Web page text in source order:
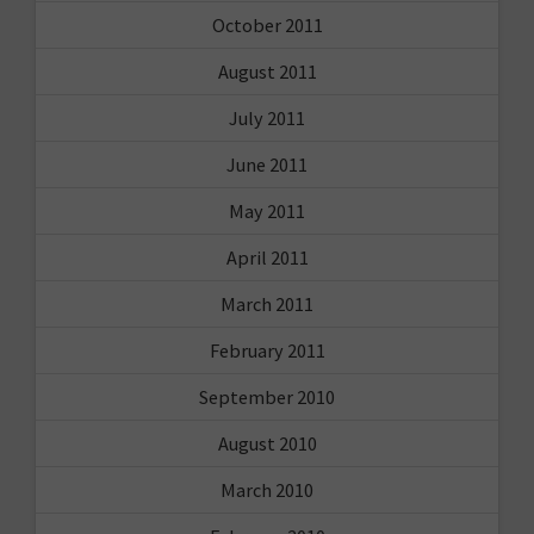
October 2011
August 2011
July 2011
June 2011
May 2011
April 2011
March 2011
February 2011
September 2010
August 2010
March 2010